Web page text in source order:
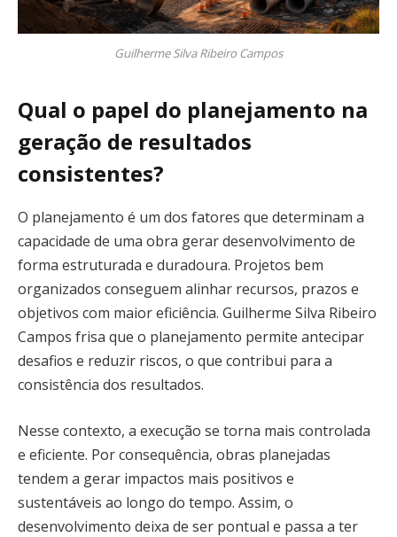
Guilherme Silva Ribeiro Campos
Qual o papel do planejamento na
geração de resultados
consistentes?
O planejamento é um dos fatores que determinam a
capacidade de uma obra gerar desenvolvimento de
forma estruturada e duradoura. Projetos bem
organizados conseguem alinhar recursos, prazos e
objetivos com maior eficiência. Guilherme Silva Ribeiro
Campos frisa que o planejamento permite antecipar
desafios e reduzir riscos, o que contribui para a
consistência dos resultados.
Nesse contexto, a execução se torna mais controlada
e eficiente. Por consequência, obras planejadas
tendem a gerar impactos mais positivos e
sustentáveis ao longo do tempo. Assim, o
desenvolvimento deixa de ser pontual e passa a ter